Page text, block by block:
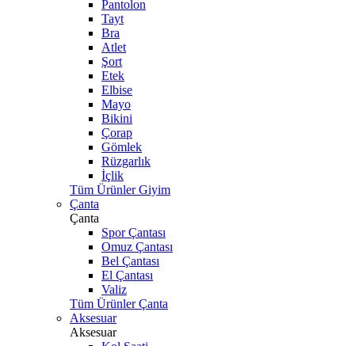
Pantolon
Tayt
Bra
Atlet
Şort
Etek
Elbise
Mayo
Bikini
Çorap
Gömlek
Rüzgarlık
İçlik
Tüm Ürünler Giyim
Çanta
Çanta
Spor Çantası
Omuz Çantası
Bel Çantası
El Çantası
Valiz
Tüm Ürünler Çanta
Aksesuar
Aksesuar